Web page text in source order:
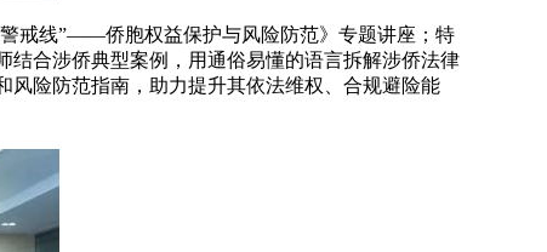
戒线”——侨胞权益保护与风险防范》专题讲座；特
合涉侨典型案例，用通俗易懂的语言拆解涉侨法律
险防范指南，助力提升其依法维权、合规避险能